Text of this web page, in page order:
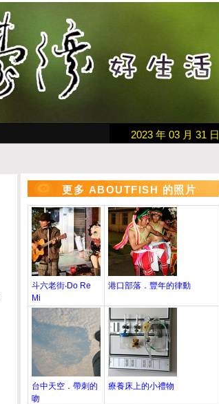
2023 年 03 月 31 日
更多 ABOUTFISH 的照片
斗六老街‧Do Re
Mi
港口部落．豐年的律動
台中天空．帶刺的
吻
療養床上的小禮物